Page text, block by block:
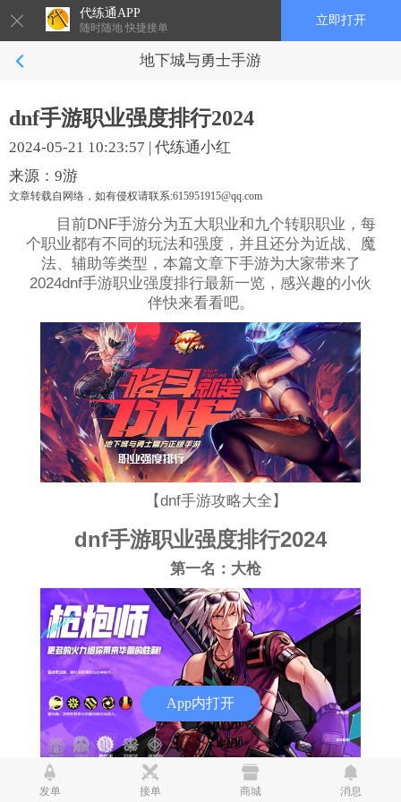
代练通APP
随时随地 快捷接单
立即打开
地下城与勇士手游
App内打开
dnf手游职业强度排行2024
2024-05-21 10:23:57 | 代练通小红
来源：9游
文章转载自网络，如有侵权请联系:615951915@qq.com
目前DNF手游分为五大职业和九个转职职业，每
个职业都有不同的玩法和强度，并且还分为近战、魔
法、辅助等类型，本篇文章下手游为大家带来了
2024dnf手游职业强度排行最新一览，感兴趣的小伙
伴快来看看吧。
【dnf手游攻略大全】
dnf手游职业强度排行2024
第一名：大枪
作为一名远程输出职业，操作难度跟狂战士差不
发单 接单 商城 消息